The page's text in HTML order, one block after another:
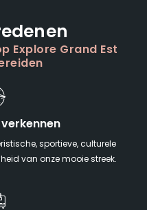
Explore Grand Est
sportieve, culturele
van onze mooie streek.